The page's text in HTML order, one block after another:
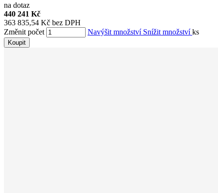
na dotaz
440 241 Kč
363 835,54 Kč bez DPH
Změnit počet
Navýšit množství Snížit množstvíks
Koupit